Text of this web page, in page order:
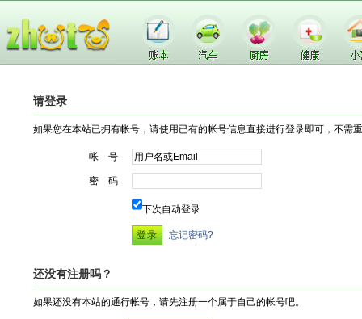
请登录
如果您在本站已拥有帐号，请使用已有的帐号信息直接进行登录即可，不需
帐 号
密 码
下次自动登录
忘记密码?
还没有注册吗？
如果还没有本站的通行帐号，请先注册一个属于自己的帐号吧。